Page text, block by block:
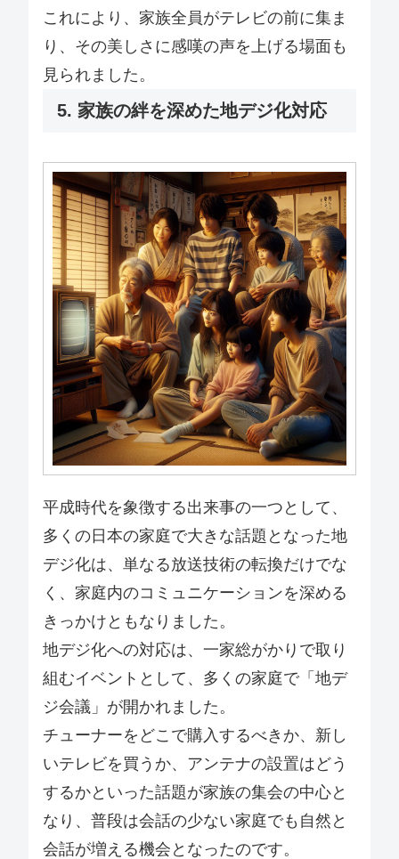
これにより、家族全員がテレビの前に集ま
り、その美しさに感嘆の声を上げる場面も
見られました。
5. 家族の絆を深めた地デジ化対応
平成時代を象徴する出来事の一つとして、
多くの日本の家庭で大きな話題となった地
デジ化は、単なる放送技術の転換だけでな
く、家庭内のコミュニケーションを深める
きっかけともなりました。
地デジ化への対応は、一家総がかりで取り
組むイベントとして、多くの家庭で「地デ
ジ会議」が開かれました。
チューナーをどこで購入するべきか、新し
いテレビを買うか、アンテナの設置はどう
するかといった話題が家族の集会の中心と
なり、普段は会話の少ない家庭でも自然と
会話が増える機会となったのです。